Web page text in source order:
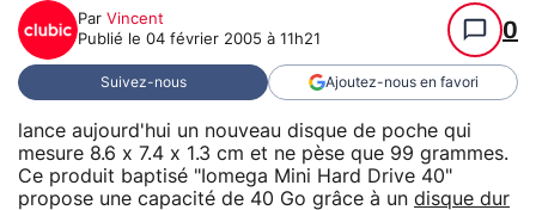
Par Vincent
Publié le 04 février 2005 à 11h21 0
Suivez-nous Ajoutez-nous en favori
lance aujourd'hui un nouveau disque de poche qui
mesure 8.6 x 7.4 x 1.3 cm et ne pèse que 99 grammes.
Ce produit baptisé "Iomega Mini Hard Drive 40"
propose une capacité de 40 Go grâce à un disque dur